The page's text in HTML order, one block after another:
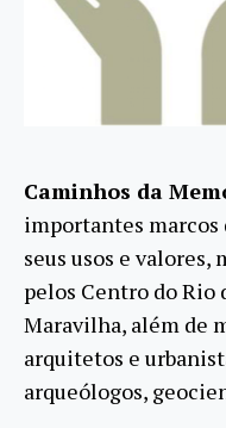
Caminhos da
importantes marcos
seus usos e
pelos Centro do Rio
Maravilha, além de
arquitetos e
arqueólogos,